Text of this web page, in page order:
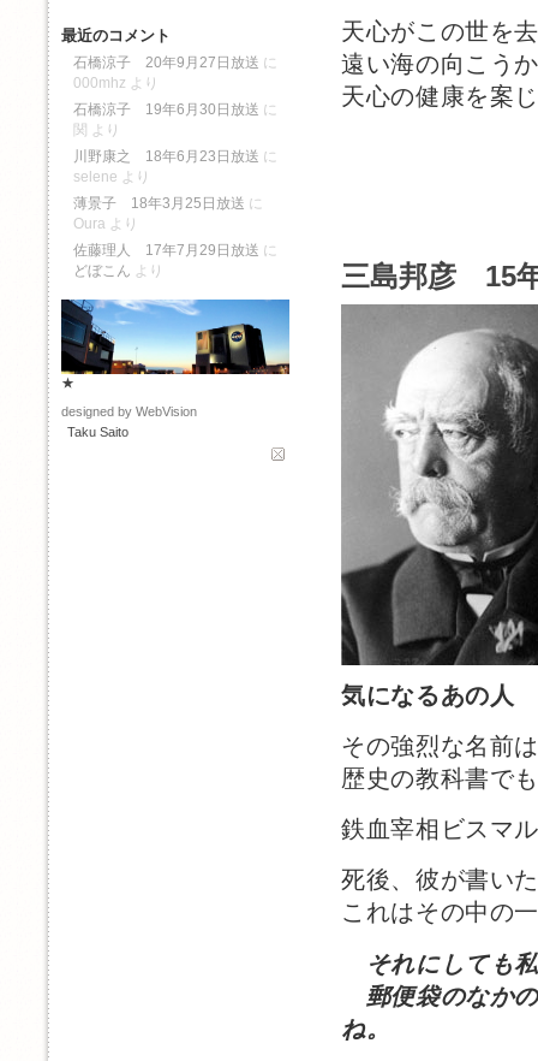
天心がこの世を
遠い海の向こう
天心の健康を案
三島邦彦 15
気になるあの人
その強烈な名前
歴史の教科書で
鉄血宰相ビスマ
死後、彼が書い
これはその中の
それにしても
郵便袋のなか
ね。
最近のコメント
石橋涼子 20年9月27日放送 に
000mhz より
石橋涼子 19年6月30日放送 に
関 より
川野康之 18年6月23日放送 に
selene より
薄景子 18年3月25日放送 に
Oura より
佐藤理人 17年7月29日放送 に
どぼこん より
★
designed by WebVision
Taku Saito